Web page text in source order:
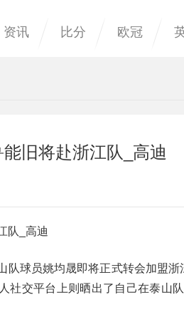
资讯 比分 欧冠
旧将赴浙江队_高迪
队_高迪
队球员姚均晟即将正式转会加盟
社交平台上则晒出了自己在泰山